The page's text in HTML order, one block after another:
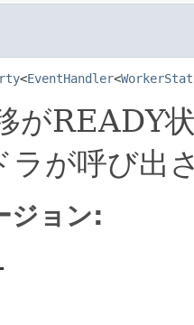
<EventHandler<
がREADY
ラが呼び出
ジョン: